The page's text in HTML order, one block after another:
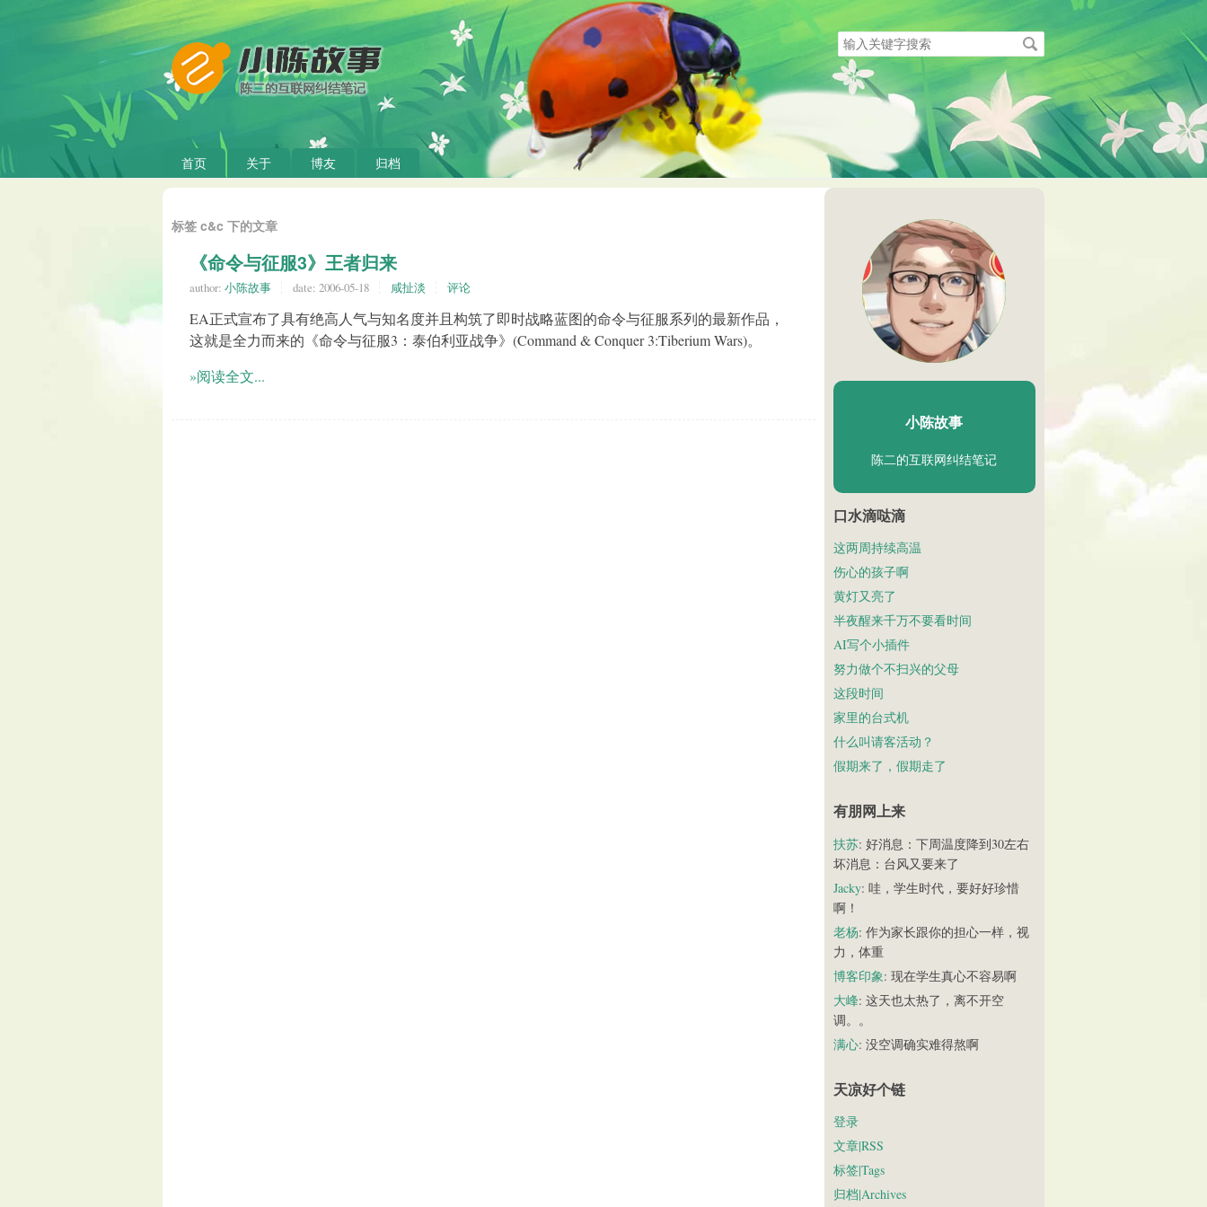
搜
索
关
键
字
首页 关于 博友 归档
标签 c&c 下的文章
《命令与征服3》王者归来
author: 小陈故事 date: 2006-05-18 咸扯淡 评论
EA正式宣布了具有绝高人气与知名度并且构筑了即时战略蓝图的命令与征服系列的最新作品，
这就是全力而来的《命令与征服3：泰伯利亚战争》(Command & Conquer 3:Tiberium Wars)。
»阅读全文...
陈二Chenèr
小陈故事
陈二的互联网纠结笔记
口水滴哒滴
这两周持续高温
伤心的孩子啊
黄灯又亮了
半夜醒来千万不要看时间
AI写个小插件
努力做个不扫兴的父母
这段时间
家里的台式机
什么叫请客活动？
假期来了，假期走了
有朋网上来
扶苏: 好消息：下周温度降到30左右
坏消息：台风又要来了
Jacky: 哇，学生时代，要好好珍惜
啊！
老杨: 作为家长跟你的担心一样，视
力，体重
博客印象: 现在学生真心不容易啊
大峰: 这天也太热了，离不开空
调。。
满心: 没空调确实难得熬啊
天凉好个链
登录
文章|RSS
标签|Tags
归档|Archives